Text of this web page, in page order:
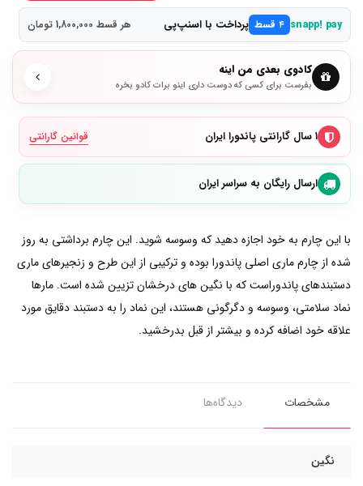
snapp! pay ۴ قسط پرداخت با اسنپ‌پی هر قسط 1,800,000 تومان
کادوی بعدی من اینه
بفرست برای کسی که دوست داری اینو برات کادو بخره
۱ سال گارانتی پاندورا ایران قوانین گارانتی
ارسال رایگان به سراسر ایران
با این چارم به خود اجازه دهید که وسوسه شوید. این چارم برداشتی به روز
شده از چارم ماری اصلی پاندورا بوده و ترکیبی از این طرح و زنجیرهای ماری
دستبندهای پاندوراست که با نگین های درخشان تزیین شده است. مارها
نماد سلامتی، وسوسه و دگرگونی هستند، این نماد را به دستبند دقایق مورد
علاقه خود اضافه کرده و بیشتر از قبل بدرخشید.
مشخصات دیدگاه‌ها
نگین